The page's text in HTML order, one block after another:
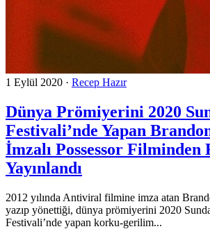
1 Eylül 2020 · Recep Hazır
Dünya Prömiyerini 2020
Festivali’nde Yapan
İmzalı Possessor Filminden
Yayınlandı
2012 yılında Antiviral filmine imza atan
yazıp yönettiği, dünya prömiyerini 2020
Festivali’nde yapan korku-gerilim...